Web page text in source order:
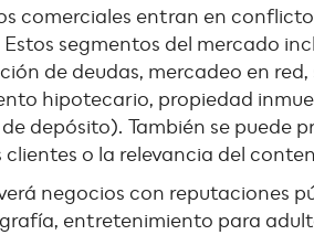
comerciales entran en
segmentos del mercado
de deudas, mercadeo en
hipotecario, propiedad
depósito). También se puede
clientes o la relevancia del
negocios con reputaciones
entretenimiento para